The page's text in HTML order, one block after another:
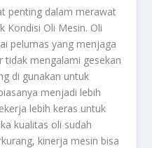
penting dalam merawat
Kondisi Oli Mesin. Oli
pelumas yang menjaga
tidak mengalami gesekan
di gunakan untuk
menjadi lebih
lebih keras untuk
kualitas oli sudah
kinerja mesin bisa